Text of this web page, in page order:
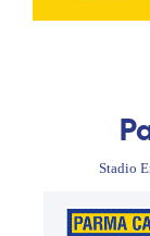
Stadio